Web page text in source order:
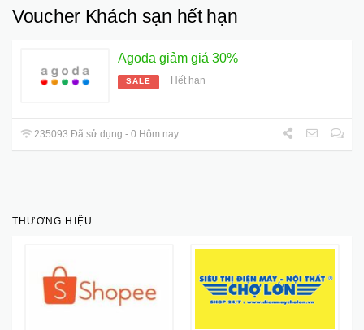
Voucher Khách sạn hết hạn
Agoda giảm giá 30%
SALE Hết hạn
235093 Đã sử dụng - 0 Hôm nay
THƯƠNG HIỆU